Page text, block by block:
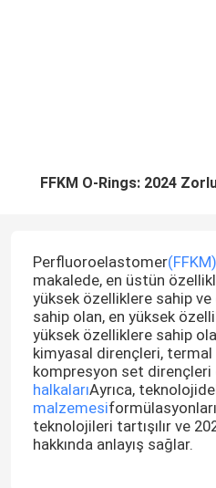
FFKM O-Rings: 2024
Perfluoroelastomer
makalede, en üstün
yüksek özelliklere sahip
sahip olan, en yüksek
yüksek özelliklere sahip
kimyasal dirençleri, termal
kompresyon set dirençleri
halkalarıAyrıca,
malzemesi
teknolojileri tartışılır ve
hakkında anlayış sağlar.